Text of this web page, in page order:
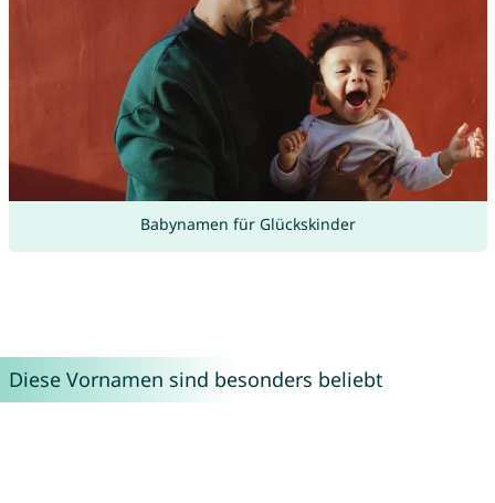
Babynamen für Glückskinder
Diese Vornamen sind besonders beliebt